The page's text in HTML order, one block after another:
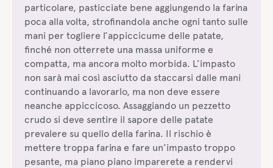
particolare, pasticciate bene aggiungendo la farina
poca alla volta, strofinandola anche ogni tanto sulle
mani per togliere l’appiccicume delle patate,
finché non otterrete una massa uniforme e
compatta, ma ancora molto morbida. L’impasto
non sarà mai così asciutto da staccarsi dalle mani
continuando a lavorarlo, ma non deve essere
neanche appiccicoso. Assaggiando un pezzetto
crudo si deve sentire il sapore delle patate
prevalere su quello della farina. Il rischio è
mettere troppa farina e fare un’impasto troppo
pesante, ma piano piano imparerete a rendervi